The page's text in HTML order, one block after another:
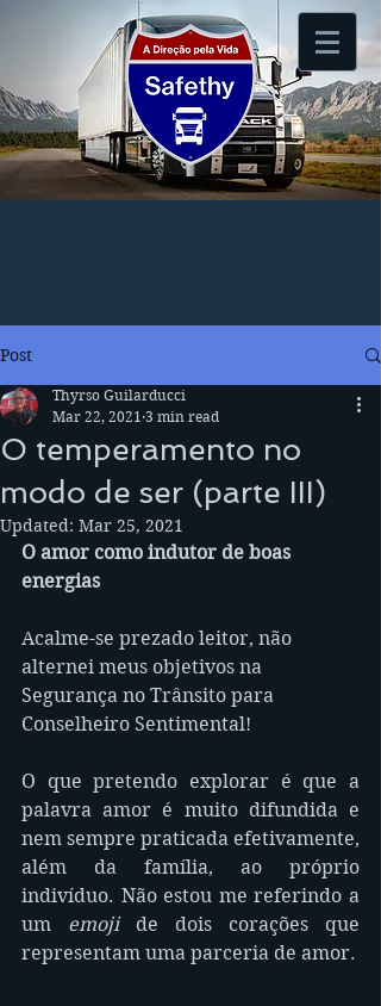
Post
O temperamento no
modo de ser (parte III)
Thyrso Guilarducci
Mar 22, 2021 3 min read
Updated: Mar 25, 2021
O amor como indutor de boas
energias
Acalme-se prezado leitor, não
alternei meus objetivos na
Segurança no Trânsito para
Conselheiro Sentimental!
O que pretendo explorar é que a
palavra amor é muito difundida e
nem sempre praticada efetivamente,
além da família, ao próprio
indivíduo. Não estou me referindo a
um emoji de dois corações que